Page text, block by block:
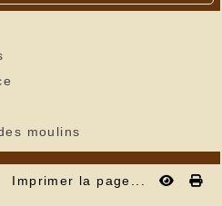
moulins
Imprimer la page...